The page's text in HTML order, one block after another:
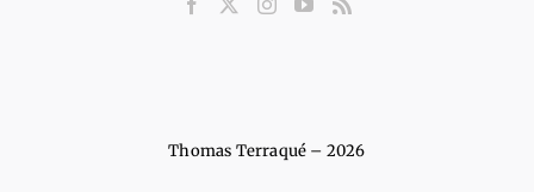
Thomas Terraqué – 2026